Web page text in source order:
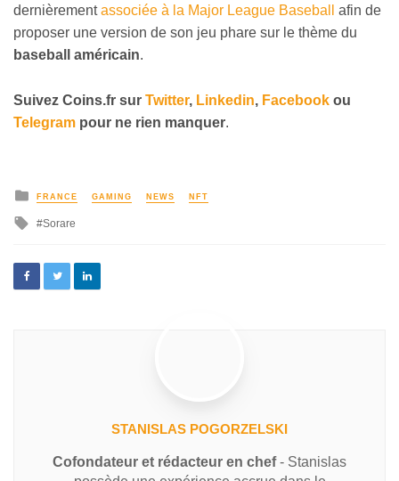
dernièrementassociée à la Major League Baseball
afin de
proposer une version de son jeu phare sur le thème du
baseball américain.
Suivez Coins.fr sur Twitter, Linkedin, Facebook ou
Telegram pour ne rien manquer.
FRANCE GAMING NEWS NFT
Sorare
STANISLAS POGORZELSKI
Cofondateur et rédacteur en chef- Stanislas